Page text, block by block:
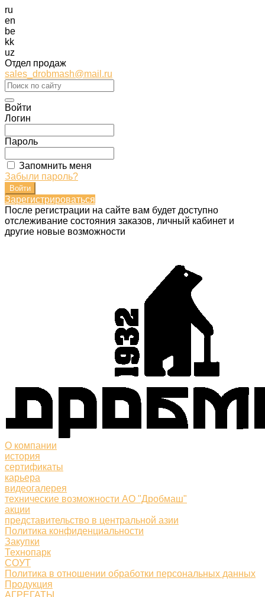
ru
en
be
kk
uz
Отдел продаж
sales_drobmash@mail.ru
Войти
Логин
Пароль
Запомнить меня
Забыли пароль?
Зарегистрироваться
После регистрации на сайте вам будет доступно
отслеживание состояния заказов, личный кабинет и
другие новые возможности
О компании
история
сертификаты
карьера
видеогалерея
технические возможности АО "Дробмаш"
акции
представительство в центральной азии
Политика конфиденциальности
Закупки
Технопарк
СОУТ
Политика в отношении обработки персональных данных
Продукция
АГРЕГАТЫ